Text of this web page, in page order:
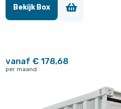
Bekijk Box
vanaf € 178,68
per maand